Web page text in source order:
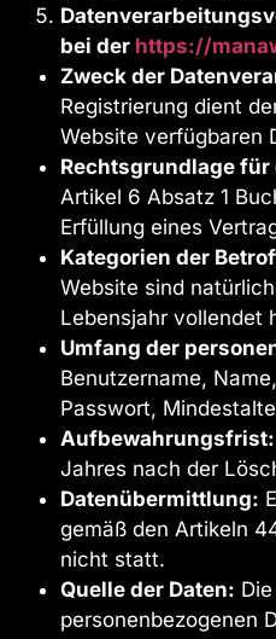
bei der https://
Zweck der
Registrierung dient
Website verfügbaren
Rechtsgrundlage
Artikel 6 Absatz 1
Erfüllung eines
Kategorien der
Website sind
Lebensjahr vollendet
Umfang der
Benutzername,
Passwort,
Aufbewahrungsfrist:
Jahres nach der
Datenübermittlung:
gemäß den Artikeln
nicht statt.
Quelle der Daten:
personenbezogenen